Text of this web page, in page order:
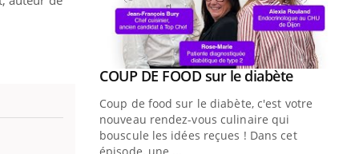
Youtube
COUP DE FOOD sur le diabèteYoutube
Coup de food sur le diabète, c'est votre
nouveau rendez-vous culinaire qui
bouscule les idées reçues ! Dans cet